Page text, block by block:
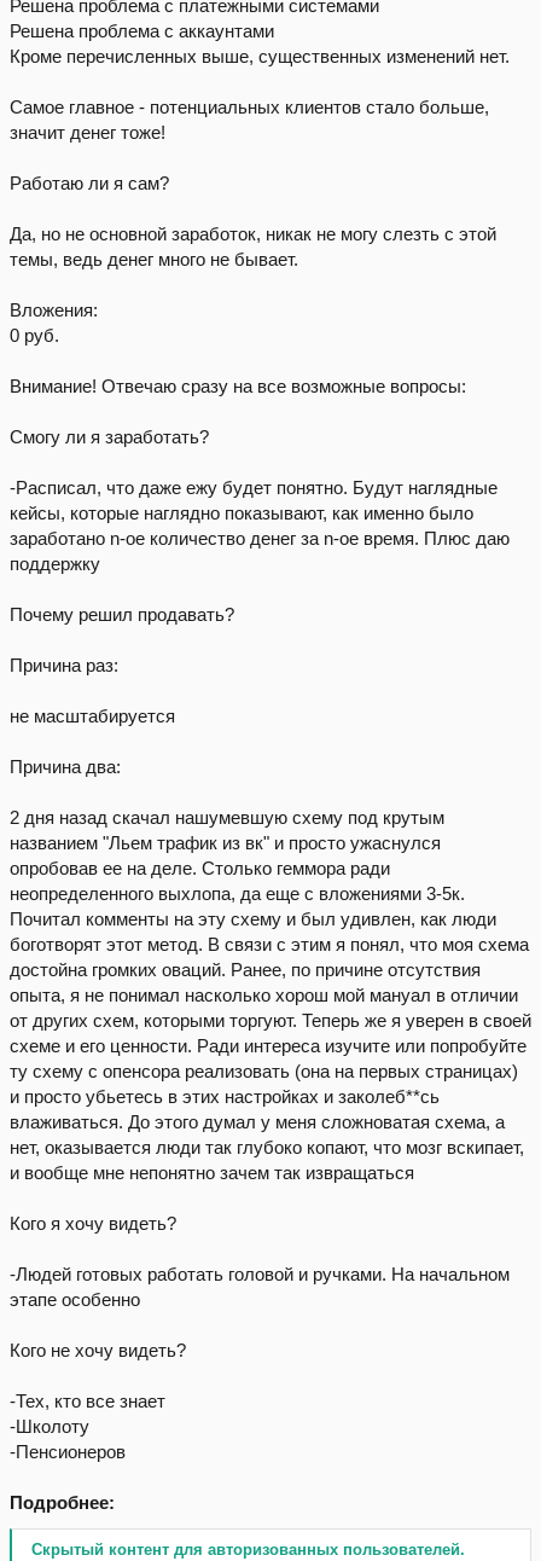
Решена проблема с платежными системами
Решена проблема с аккаунтами
Кроме перечисленных выше, существенных изменений нет.
Самое главное - потенциальных клиентов стало больше,
значит денег тоже!
Работаю ли я сам?
Да, но не основной заработок, никак не могу слезть с этой
темы, ведь денег много не бывает.
Вложения:
0 руб.
Внимание! Отвечаю сразу на все возможные вопросы:
Смогу ли я заработать?
-Расписал, что даже ежу будет понятно. Будут наглядные
кейсы, которые наглядно показывают, как именно было
заработано n-ое количество денег за n-ое время. Плюс даю
поддержку
Почему решил продавать?
Причина раз:
не масштабируется
Причина два:
2 дня назад скачал нашумевшую схему под крутым
названием "Льем трафик из вк" и просто ужаснулся
опробовав ее на деле. Столько геммора ради
неопределенного выхлопа, да еще с вложениями 3-5к.
Почитал комменты на эту схему и был удивлен, как люди
боготворят этот метод. В связи с этим я понял, что моя схема
достойна громких оваций. Ранее, по причине отсутствия
опыта, я не понимал насколько хорош мой мануал в отличии
от других схем, которыми торгуют. Теперь же я уверен в своей
схеме и его ценности. Ради интереса изучите или попробуйте
ту схему с опенсора реализовать (она на первых страницах)
и просто убьетесь в этих настройках и заколеб**сь
влаживаться. До этого думал у меня сложноватая схема, а
нет, оказывается люди так глубоко копают, что мозг вскипает,
и вообще мне непонятно зачем так извращаться
Кого я хочу видеть?
-Людей готовых работать головой и ручками. На начальном
этапе особенно
Кого не хочу видеть?
-Тех, кто все знает
-Школоту
-Пенсионеров
Подробнее:
Скрытый контент для авторизованных пользователей.